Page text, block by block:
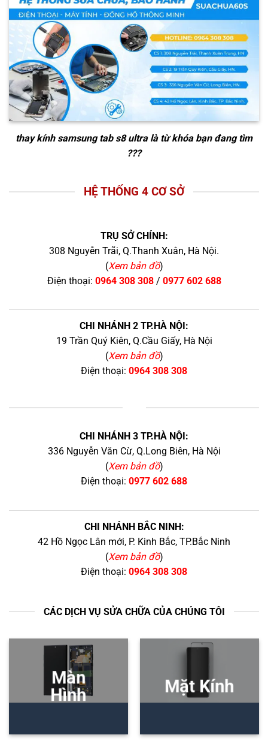
thay kính samsung tab s8 ultralà từ khóa bạn đang tìm
???
HỆ THỐNG 4 CƠ SỞ
TRỤ SỞ CHÍNH:
308 Nguyễn Trãi, Q.Thanh Xuân, Hà Nội.
(Xem bản đồ)
Điện thoại: 0964 308 308/ 0977 602 688
CHI NHÁNH 2 TP.HÀ NỘI:
19 Trần Quý Kiên, Q.Cầu Giấy, Hà Nội
(Xem bản đồ)
Điện thoại: 0964 308 308
CHI NHÁNH 3 TP.HÀ NỘI:
336 Nguyễn Văn Cừ, Q.Long Biên, Hà Nội
(Xem bản đồ)
Điện thoại: 0977 602 688
CHI NHÁNH BẮC NINH:
42 Hồ Ngọc Lân mới, P. Kinh Bắc, TP.Bắc Ninh
(Xem bản đồ)
Điện thoại: 0964 308 308
CÁC DỊCH VỤ SỬA CHỮA CỦA CHÚNG TÔI
Màn
Hình
Mặt Kính